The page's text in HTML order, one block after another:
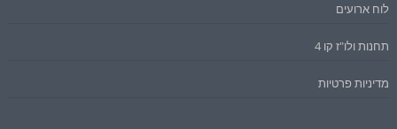
לוח ארועים
תחנות ולו"ז קו 4
מדיניות פרטיות